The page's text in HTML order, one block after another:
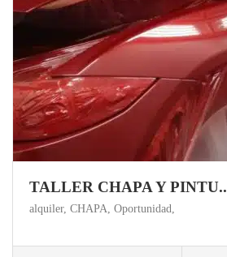
TALLER CHAPA Y PINTU..
alquiler, CHAPA, Oportunidad,